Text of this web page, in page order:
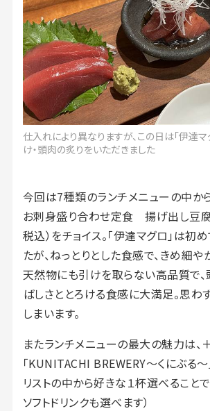
仕入れにより異なりますが、この日は「伊達マ
け・頭肉の炙りをいただきました
今回は7種類のランチメニューの中か
お刺身盛り合わせ定食 揚げ出し豆
税込）をチョイス。「伊達マグロ」は初
たが、ねっとりとした食感で、きめ細や
天然物にも引けを取らない高品質で
ばしさととろける食感に大満足。思わ
しまいます。
またランチメニューの最大の魅力は、
「KUNITACHI BREWERY〜くにぶる
リストの中から好きな１杯選べること
ソフトドリンクも選べます）